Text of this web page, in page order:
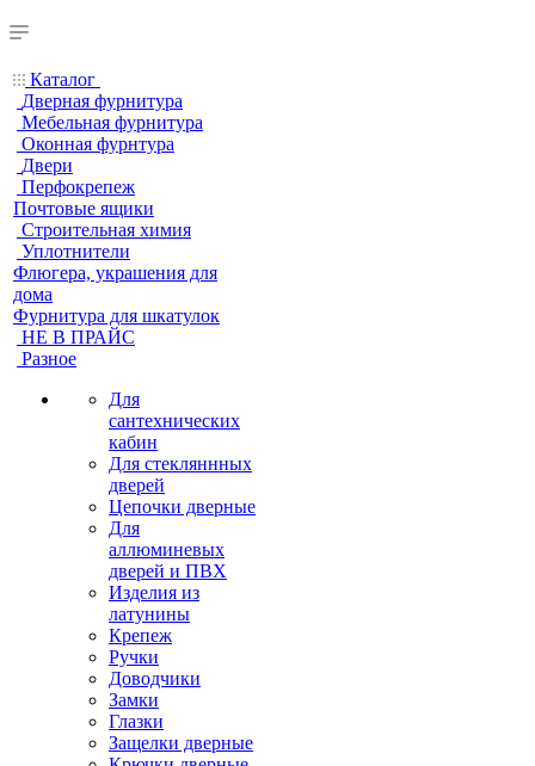
Каталог
Дверная фурнитура
Мебельная фурнитура
Оконная фурнтура
Двери
Перфокрепеж
Почтовые ящики
Строительная химия
Уплотнители
Флюгера, украшения для
дома
Фурнитура для шкатулок
НЕ В ПРАЙС
Разное
Для
сантехнических
кабин
Для стекляннных
дверей
Цепочки дверные
Для
аллюминевых
дверей и ПВХ
Изделия из
латунины
Крепеж
Ручки
Доводчики
Замки
Глазки
Защелки дверные